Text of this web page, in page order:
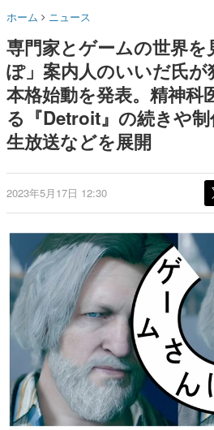
名作ゲームクリエイターの
きます。
赫本
この物語を解いてはいけな
の形をした短編ホラー小説
新世代に訊く
これからのデジタルゲーム
ゲーム世代の作家たち
ゲームに多大な影響を受け
画です。
日本モバイルゲーム産
日本のモバイルゲーム史に
ルを網羅するほか、開発者
解説を掲載。約20年の歴史
若ゲのいたり〜ゲー
『うつヌケ』『ペンと箸』
一先生によるゲーム業界レ
なんでゲームは面白い
ゲーム開発者・hamatsu氏
具体的な形から解き明かし
わいい
ホーム ニュース
専門家とゲームの世界
ぽ」案内人のいいだ氏
本格始動を発表。精神科
る『Detroit』の続きや
生放送などを展開
2023年5月17日 12:30